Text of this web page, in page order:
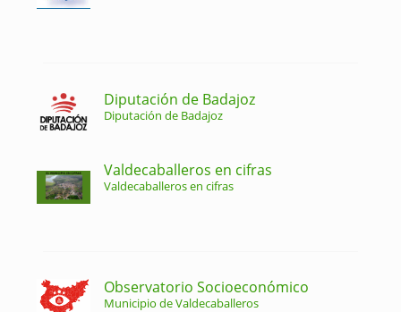
Diputación de Badajoz
Diputación de Badajoz
Valdecaballeros en cifras
Valdecaballeros en cifras
Observatorio Socioeconómico
Municipio de Valdecaballeros